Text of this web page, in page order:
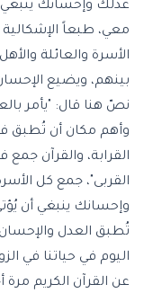
عدلك وإحسانك ينبغي
معي، طبعاً الإشكالية
الأسرة والعائلة
بينهم، ويضيع
نصّ هنا قال: "يأمر
وأهم مكان أن تُطبق
القرابة، والقرآن
القربى"، جمع كل
وإحسانك ينبغي أن
تُطبق العدل
اليوم في حياتنا في
عن القرآن الكريم